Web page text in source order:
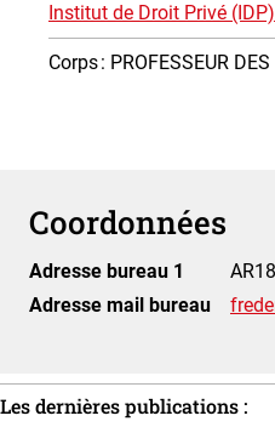
Institut de Droit Privé (IDP)
Corps: PROFESSEUR
Coordonnées
Adresse bureau 1
Adresse mail bureau
Les dernières publications :